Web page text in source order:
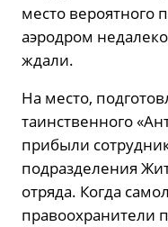
место вероятного
аэродром
ждали.
На место,
таинственного
прибыли
подразделения
отряда. Когда
правоохранители